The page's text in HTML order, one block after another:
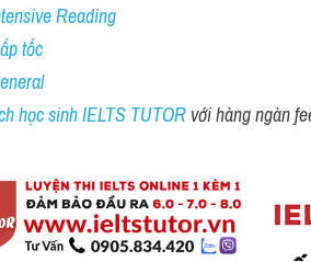
Reading
tốc
học sinh IELTS TUTOR với hàng ngàn